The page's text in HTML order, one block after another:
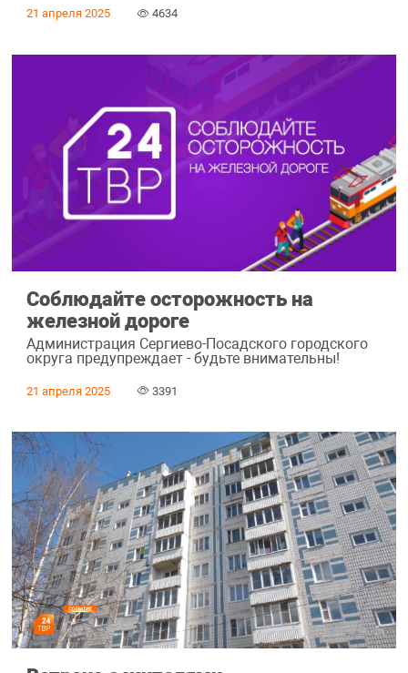
21 апреля 2025 4634
Соблюдайте осторожность на
железной дороге
Администрация Сергиево-Посадского городского
округа предупреждает - будьте внимательны!
21 апреля 2025 3391